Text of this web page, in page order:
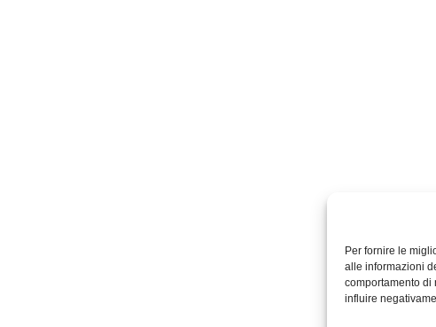
Per fornire le
alle informazioni
comportamento di
influire